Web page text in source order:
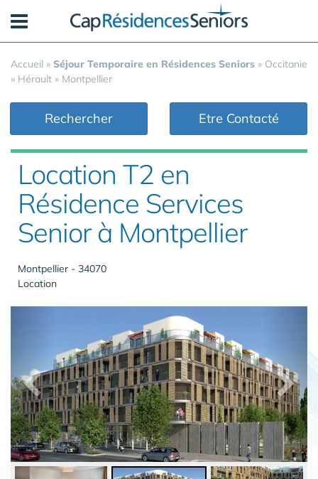
Accueil » Séjour Temporaire en Résidences Seniors » Occitanie
» Hérault » Montpellier
Rechercher Etre Contacté
Location T2 en
Résidence Services
Senior à Montpellier
Montpellier - 34070
Location